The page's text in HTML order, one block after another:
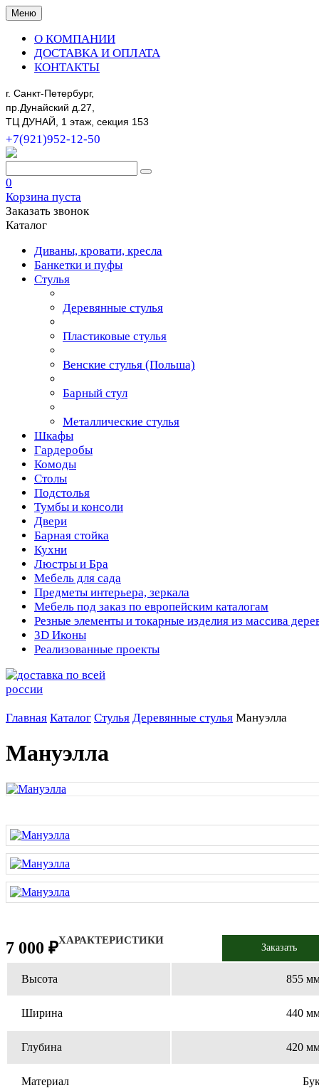
Меню
О КОМПАНИИ
ДОСТАВКА И ОПЛАТА
КОНТАКТЫ
г. Санкт-Петербург,
пр.Дунайский д.27,
ТЦ ДУНАЙ, 1 этаж, секция 153
+7(921)952-12-50
0
Корзина пуста
Заказать звонок
Каталог
Диваны, кровати, кресла
Банкетки и пуфы
Стулья
Деревянные стулья
Пластиковые стулья
Венские стулья (Польша)
Барный стул
Металлические стулья
Шкафы
Гардеробы
Комоды
Столы
Подстолья
Тумбы и консоли
Двери
Барная стойка
Кухни
Люстры и Бра
Мебель для сада
Предметы интерьера, зеркала
Мебель под заказ по европейским каталогам
Резные элементы и токарные изделия из массива
3D Иконы
Реализованные проекты
Главная Каталог Стулья Деревянные стулья Мануэлла
Мануэлла
7 000 ₽ Заказать
ХАРАКТЕРИСТИКИ
Высота 855
Ширина 440
Глубина 420
Материал